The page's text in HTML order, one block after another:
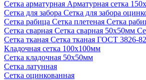
Сетка арматурная Арматурная сетка
Сетка для забора Сетка для забора
Сетка рабица Сетка плетеная Сетка
Сетка сварная Сетка сварная 50х50мм
Сетка тканая Сетка тканая ГОСТ 3826-82
Кладочная сетка 100х100мм
Сетка кладочная 50х50мм
Сетка латунная
Сетка оцинкованная